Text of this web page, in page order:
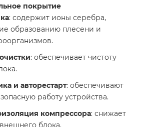
покрытие
: содержит ионы серебра,
образованию плесени и
: обеспечивает чистоту
и авторестарт: обеспечивают
работу устройства.
компрессора: снижает
блока.